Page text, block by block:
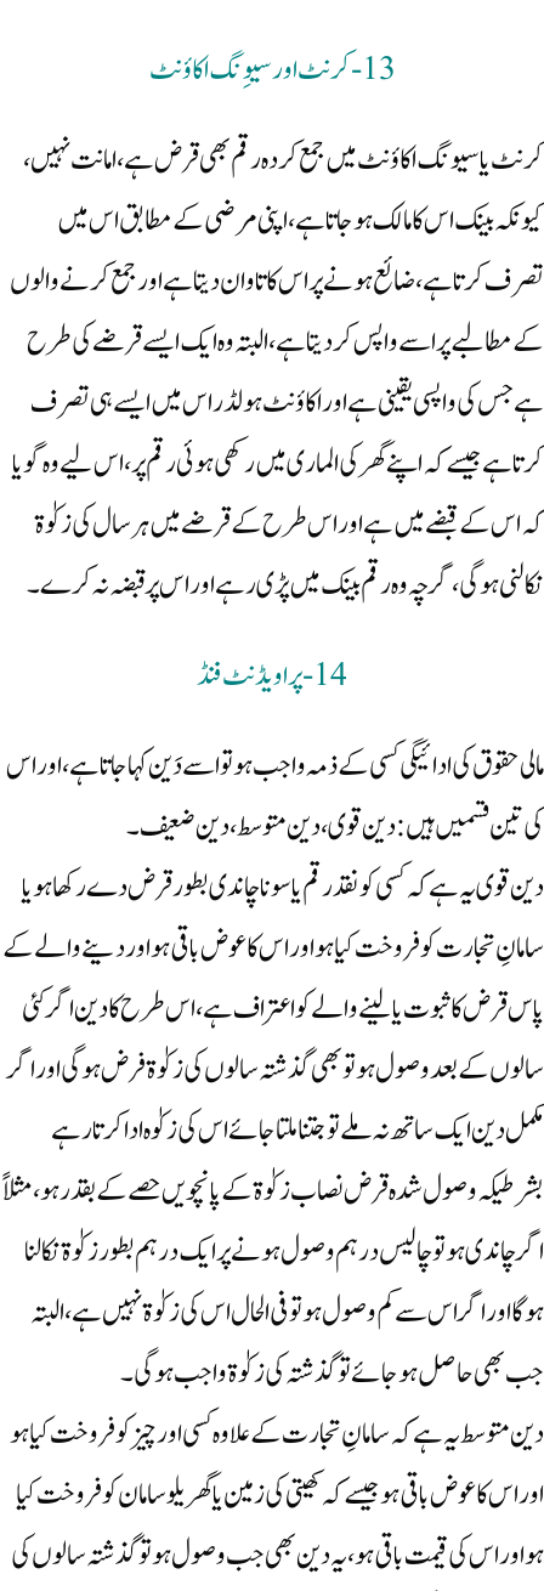
13-کرنٹ اور سیوِنگ اکاؤنٹ
کرنٹ یا سیونگ اکاؤنٹ میں جمع کردہ رقم بھی قرض ہے، امانت نہیں،
کیونکہ بینک اس کا مالک ہوجاتا ہے، اپنی مرضی کے مطابق اس میں
تصرف کرتا ہے، ضائع ہونے پر اس کا تاوان دیتا ہے اور جمع کرنے والوں
کے مطالبے پر اسے واپس کردیتا ہے، البتہ وہ ایک ایسے قرضے کی طرح
ہے جس کی واپسی یقینی ہے اور اکاؤنٹ ہولڈر اس میں ایسے ہی تصرف
کرتا ہے جیسے کہ اپنے گھر کی الماری میں رکھی ہوئی رقم پر، اس لیے وہ گویا
کہ اس کے قبضے میں ہے اور اس طرح کے قرضے میں ہر سال کی زکوٰۃ
نکالنی ہوگی، گرچہ وہ رقم بینک میں پڑی رہے اور اس پر قبضہ نہ کرے۔
14- پراویڈنٹ فنڈ
مالی حقوق کی ادائیگی کسی کے ذمہ واجب ہو تو اسے دَین کہاجاتا ہے، اور اس
کی تین قسمیں ہیں: دین قوی، دین متوسط، دین ضعیف۔
دین قوی یہ ہے کہ کسی کو نقد رقم یا سو نا چاندی بطور قرض دے رکھا ہو یا
سامانِ تجارت کو فروخت کیا ہو اور اس کا عوض باقی ہو اوردینے والے کے
پاس قرض کا ثبوت یا لینے والے کو اعتراف ہے، اس طرح کا دین اگر کئی
سالوں کے بعد وصول ہو تو بھی گذشتہ سالوں کی زکوٰۃ فرض ہوگی اوراگر
مکمل دین ایک ساتھ نہ ملے تو جتنا ملتا جائے اس کی زکوٰہ ادا کر تا رہے
بشرطیکہ وصول شدہ قرض نصاب زکوٰۃ کے پانچویں حصے کے بقدر ہو، مثلاً
اگر چاندی ہو تو چالیس درہم وصول ہونے پر ایک درہم بطور زکوٰۃ نکالنا
ہوگا اور اگر اس سے کم وصو ل ہو تو فی الحال اس کی زکوٰۃ نہیں ہے، البتہ
جب بھی حاصل ہوجائے تو گذشتہ کی زکوٰۃ واجب ہوگی۔
دین متوسط یہ ہے کہ سامانِ تجارت کے علاوہ کسی اور چیز کو فروخت کیا ہو
اوراس کا عوض باقی ہو جیسے کہ کھیتی کی زمین یا گھریلو سامان کو فروخت کیا
ہواوراس کی قیمت باقی ہو، یہ دین بھی جب وصول ہو تو گذشتہ سالوں کی